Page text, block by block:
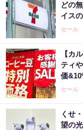
どの
イス
セール
【カ
ティ
価
セール
くせ
望の